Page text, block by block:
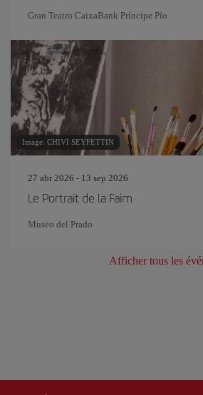
Gran Teatro CaixaBank Príncipe Pío
Image: CHIVI SEYFETTIN
27 abr 2026 - 13 sep 2026
Le Portrait de la Faim
Museo del Prado
Afficher tous les